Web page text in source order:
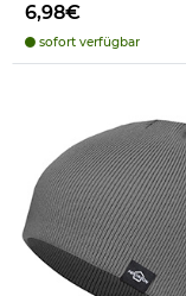
6,98€
sofort verfügbar